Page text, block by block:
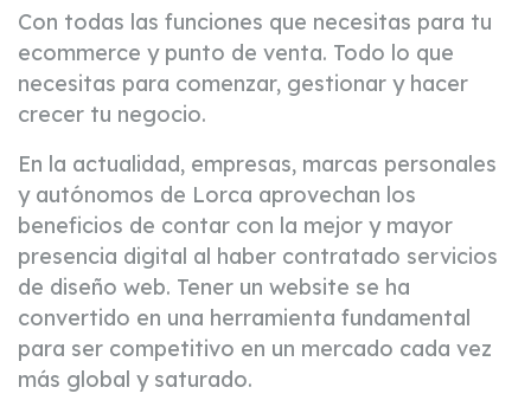
Con todas las funciones que necesitas para tu
ecommerce y punto de venta. Todo lo que
necesitas para comenzar, gestionar y hacer
crecer tu negocio.
En la actualidad, empresas, marcas personales
y autónomos de Lorca aprovechan los
beneficios de contar con la mejor y mayor
presencia digital al haber contratado servicios
de diseño web. Tener un website se ha
convertido en una herramienta fundamental
para ser competitivo en un mercado cada vez
más global y saturado.